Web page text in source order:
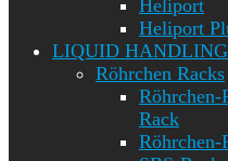
Heliport
Heliport
LIQUID HANDLING
Röhrchen Racks
Röhrchen-
Rack
Röhrchen-